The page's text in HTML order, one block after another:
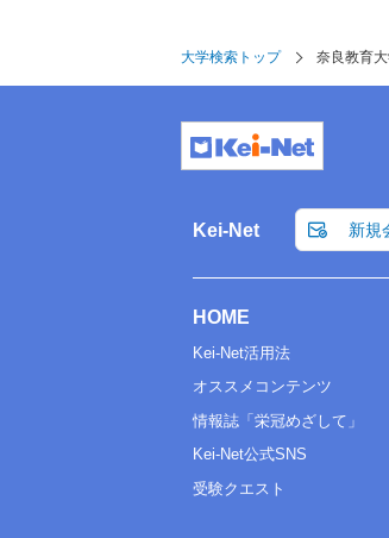
大学検索トップ 奈良教育
Kei-Net 新規
HOME
Kei-Net活用法
オススメコンテンツ
情報誌「栄冠めざして」
Kei-Net公式SNS
受験クエスト